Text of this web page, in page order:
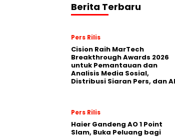
Berita Terbaru
Pers Rilis
Cision Raih MarTech
Breakthrough Awards 2026
untuk Pemantauan dan
Analisis Media Sosial,
Distribusi Siaran Pers, dan
Pers Rilis
Haier Gandeng AO 1 Point
Slam, Buka Peluang bagi